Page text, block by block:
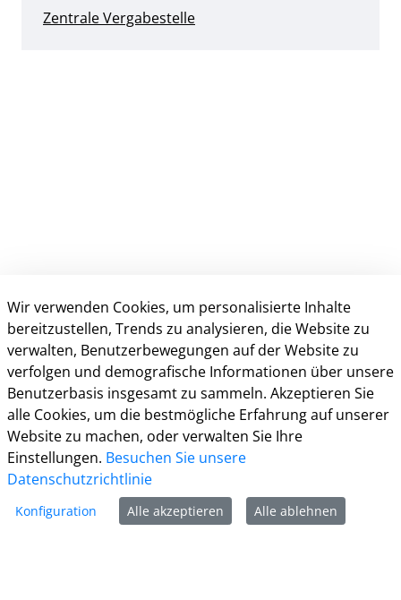
Zentrale Vergabestelle
Kontakt
Informationen
Zur Facebook Seite
Zur Instagram Seite
Wir verwenden Cookies, um personalisierte Inhalte
bereitzustellen, Trends zu analysieren, die Website zu
verwalten, Benutzerbewegungen auf der Website zu
verfolgen und demografische Informationen über unsere
Benutzerbasis insgesamt zu sammeln. Akzeptieren Sie
alle Cookies, um die bestmögliche Erfahrung auf unserer
Website zu machen, oder verwalten Sie Ihre
Einstellungen. Besuchen Sie unsere
Datenschutzrichtlinie
Konfiguration Alle akzeptieren Alle ablehnen